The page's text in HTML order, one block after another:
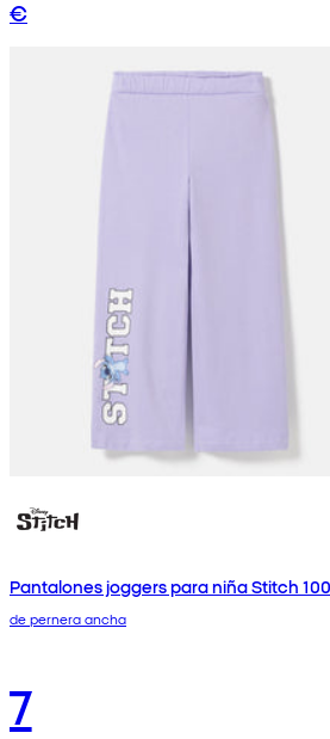
€
Pantalones joggers para niña Stitch
de pernera ancha
7